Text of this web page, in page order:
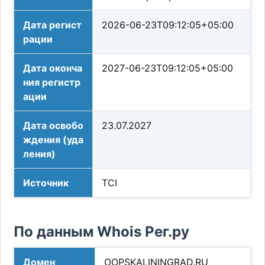
Дата регист
рации
2026-06-23T09:12:05+05:00
Дата оконча
ния регистр
ации
2027-06-23T09:12:05+05:00
Дата освобо
ждения (уда
ления)
23.07.2027
Источник TCI
По данным Whois Рег.ру
Домен OOPSKALININGRAD.RU